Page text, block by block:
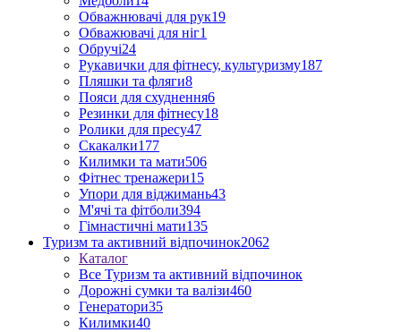
Обважнювачі для рук19
Обважювачі для ніг1
Обручі24
Рукавички для фітнесу, культуризму187
Пляшки та фляги8
Пояси для схуднення6
Резинки для фітнесу18
Ролики для пресу47
Скакалки177
Килимки та мати506
Фітнес тренажери15
Упори для віджимань43
М'ячі та фітболи394
Гімнастичні мати135
Туризм та активний відпочинок2062
Каталог
Все Туризм та активний відпочинок
Дорожні сумки та валізи460
Генератори35
Килимки40